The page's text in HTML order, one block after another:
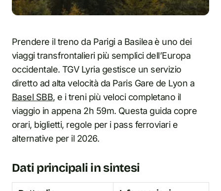
Prendere il treno da Parigi a Basilea è uno dei
viaggi transfrontalieri più semplici dell’Europa
occidentale. TGV Lyria gestisce un servizio
diretto ad alta velocità da Paris Gare de Lyon a
Basel SBB, e i treni più veloci completano il
viaggio in appena 2h 59m. Questa guida copre
orari, biglietti, regole per i pass ferroviari e
alternative per il 2026.
Dati principali in sintesi